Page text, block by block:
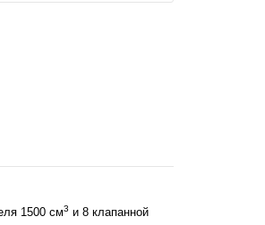
1500 см3 и 8 клапанной